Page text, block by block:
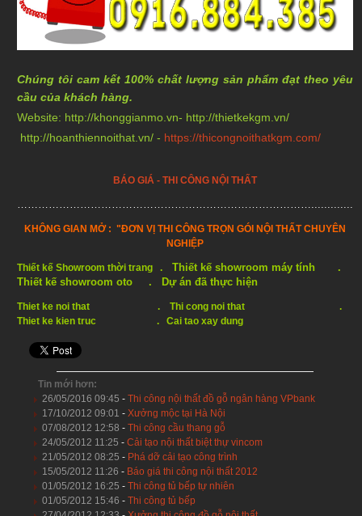
Chúng tôi cam kết 100% chất lượng sản phẩm đạt theo yêu
cầu của khách hàng.
Website: http://khonggianmo.vn- http://thietkekgm.vn/
http://hoanthiennoithat.vn/ - https://thicongnoithatkgm.com/
BÁO GIÁ - THI CÔNG NỘI THẤT
KHÔNG GIAN MỞ : "ĐƠN VỊ THI CÔNG TRỌN GÓI NỘI THẤT CHUYÊN
NGHIỆP
Thiết kế Showroom thời trang . Thiết kế showroom máy tính
.
Thiết kế showroom oto
. Dự án đã thực hiện
Thiet ke noi that . Thi cong noi that .
Thiet ke kien truc . Cai tao xay dung
Tin mới hơn:
26/05/2016 09:45 - Thi công nội thất đồ gỗ ngân hàng VPbank
17/10/2012 09:01 - Xưởng mộc tại Hà Nội
07/08/2012 12:58 - Thi công cầu thang gỗ
24/05/2012 11:25 - Cải tạo nội thất biệt thự vincom
21/05/2012 08:25 - Phá dỡ cải tạo công trình
15/05/2012 11:26 - Báo giá thi công nội thất 2012
01/05/2012 16:25 - Thi công tủ bếp tự nhiên
01/05/2012 15:46 - Thi công tủ bếp